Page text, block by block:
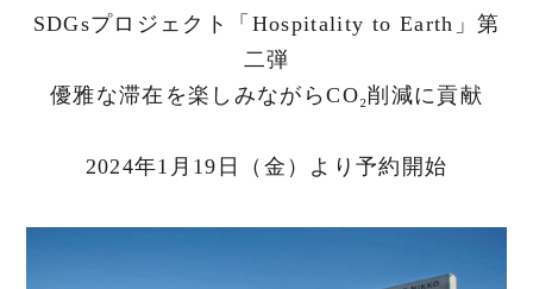
SDGsプロジェクト「Hospitality to Earth」第
二弾
優雅な滞在を楽しみながらCO₂削減に貢献
2024年1月19日（金）より予約開始